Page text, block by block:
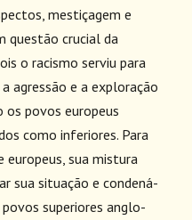
mestiçagem e
questão crucial da
o racismo serviu para
agressão e a exploração
os povos europeus
como inferiores. Para
sua mistura
sua situação e condená-
superiores anglo-